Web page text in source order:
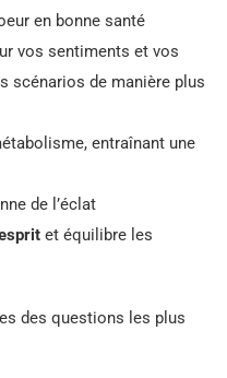
en bonne santé
vos sentiments et vos
scénarios de manière plus
entraînant une
de l’éclat
et équilibre les
des questions les plus